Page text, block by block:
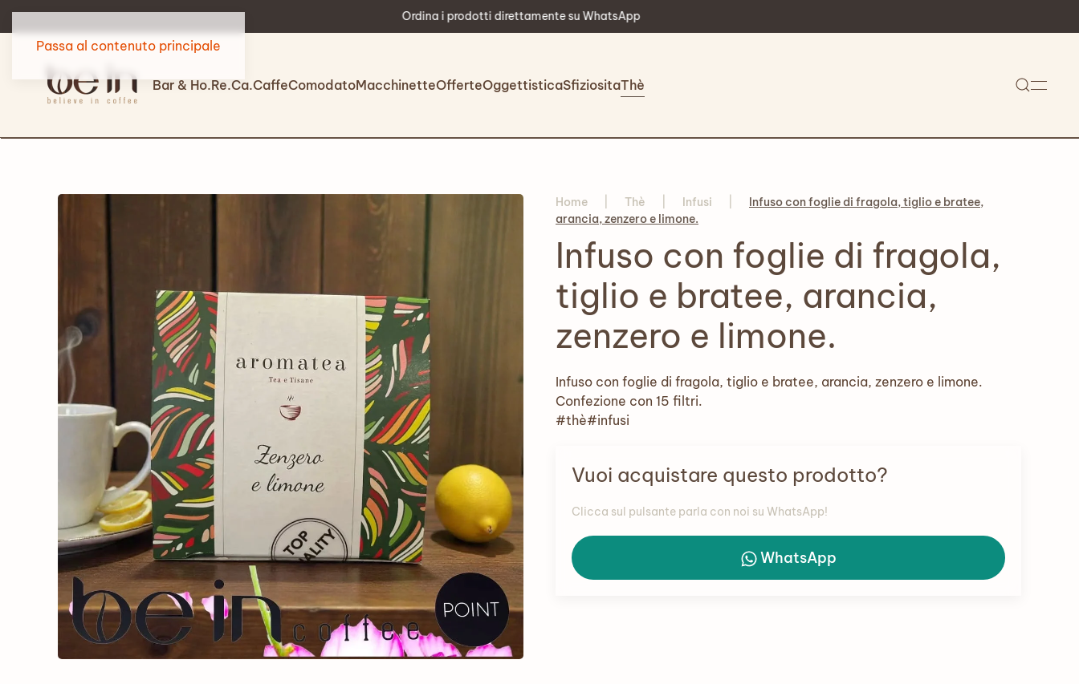
Passa al contenuto principale
su WhatsApp Scopri le nostre novità visitando periodicamente il sito
Bar & Ho.Re.Ca.CaffeComodatoMacchinetteOfferteOggettisticaSfiziositaThè
Home Thè Infusi
Infuso con foglie di fragola, tiglio e bratee,
arancia, zenzero e limone.
Infuso con foglie di fragola,
tiglio e bratee, arancia,
zenzero e limone.
Infuso con foglie di fragola, tiglio e bratee, arancia, zenzero e limone.
Confezione con 15 filtri.
#thè#infusi
Vuoi acquistare questo prodotto?
Clicca sul pulsante parla con noi su WhatsApp!
WhatsApp